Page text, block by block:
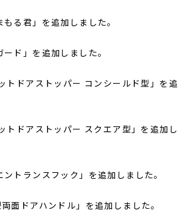
る君」を追加しました。
ド」を追加しました。
トドアストッパー コンシールド型」を追
トドアストッパー スクエア型」を追加し
トランスフック」を追加しました。
面ドアハンドル」を追加しました。